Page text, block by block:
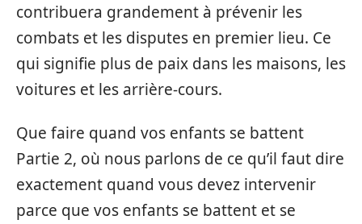
contribuera grandement à prévenir les
combats et les disputes en premier lieu. Ce
qui signifie plus de paix dans les maisons, les
voitures et les arrière-cours.
Que faire quand vos enfants se battent
Partie 2, où nous parlons de ce qu’il faut dire
exactement quand vous devez intervenir
parce que vos enfants se battent et se